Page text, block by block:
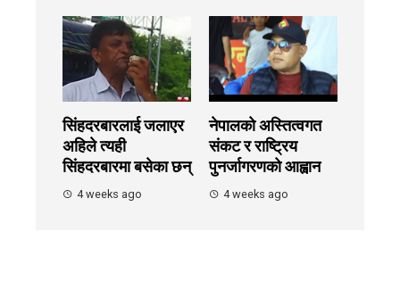
सिंहदरबारलाई जलाएर
अहिले त्यही
सिंहदरबारमा बसेका छन्
4 weeks ago
नेपालको अस्तित्वगत
संकट र राष्ट्रिय
पुनर्जागरणको आह्वान
4 weeks ago